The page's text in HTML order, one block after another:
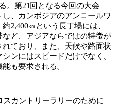
。第21回となる今回の大会
、カンボジアのアンコールワ
2,400㎞という長丁場には、
ど、アジアならではの特徴が
ており、また、天候や路面状
ンにはスピードだけでなく、
も要求される。
カントリーラリーのために